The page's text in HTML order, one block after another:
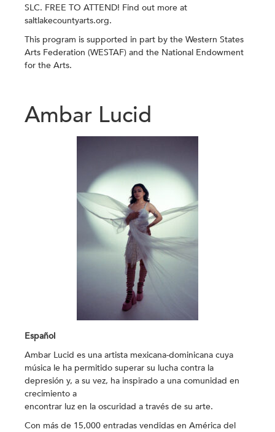
SLC. FREE TO ATTEND! Find out more at
saltlakecountyarts.org.
This program is supported in part by the Western States
Arts Federation (WESTAF) and the National Endowment
for the Arts.
Ambar Lucid
Español
Ambar Lucid es una artista mexicana-dominicana cuya
música le ha permitido superar su lucha contra la
depresión y, a su vez, ha inspirado a una comunidad en
crecimiento a
encontrar luz en la oscuridad a través de su arte.
Con más de 15,000 entradas vendidas en América del